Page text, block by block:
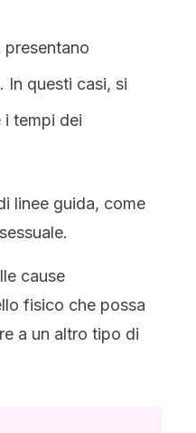
In questi casi, si
i tempi dei
linee guida, come
cause
fisico che possa
a un altro tipo di